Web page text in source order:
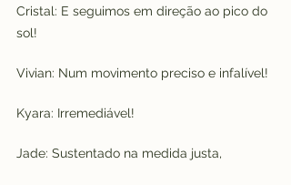
Cristal: E seguimos em direção ao pico do
sol!
Vivian: Num movimento preciso e infalível!
Kyara: Irremediável!
Jade: Sustentado na medida justa,